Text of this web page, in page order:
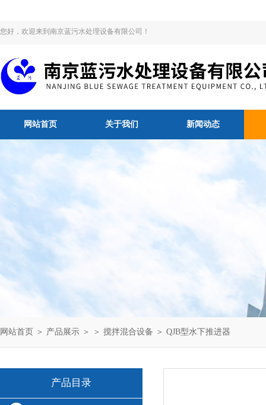
您好，欢迎来到南京蓝污水处理设备有限公司！
网站首页 关于我们 新闻动态
网站首页 ＞ 产品展示 ＞ ＞ 搅拌混合设备 ＞ QJB型水下推进器
产品目录